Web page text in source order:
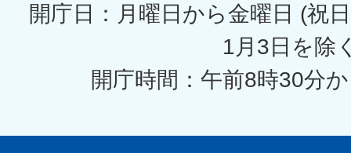
開庁日：月曜日から金曜日 (祝
1月3日を除
開庁時間：午前8時30分